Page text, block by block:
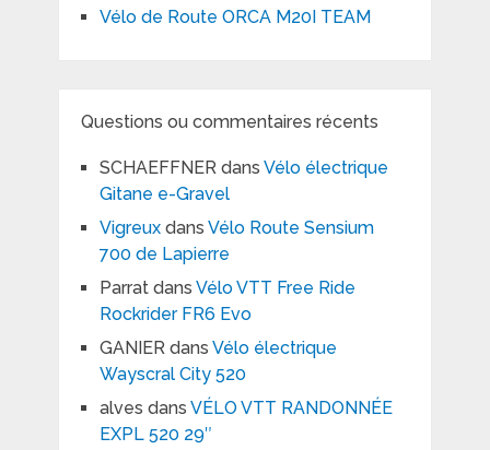
Vélo de Route ORCA M20I TEAM
Questions ou commentaires récents
SCHAEFFNERdans Vélo électrique
Gitane e-Gravel
Vigreuxdans Vélo Route Sensium
700 de Lapierre
Parratdans Vélo VTT Free Ride
Rockrider FR6 Evo
GANIERdans Vélo électrique
Wayscral City 520
alves dans VÉLO VTT RANDONNÉE
EXPL 520 29″